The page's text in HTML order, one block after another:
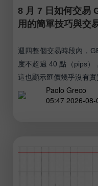
8 月 7 日如何交易
用的簡單技巧與交
週四整個交易時段內，
度不超過 40 點（pips）
這也顯示匯價幾乎沒有實
Paolo Greco
05:47 2026-08-